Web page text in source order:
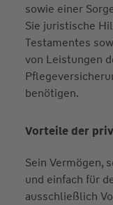
sowie einer
Sie juristische
Testamentes
von Leistungen
benötigen.
Vorteile der
Sein Vermögen,
und einfach für
ausschließlich